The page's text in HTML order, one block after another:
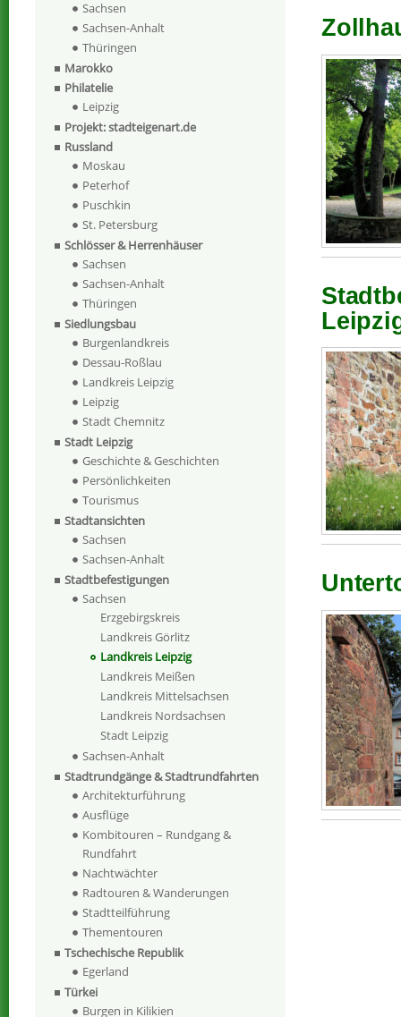
Sachsen
Sachsen-Anhalt
Thüringen
Marokko
Philatelie
Leipzig
Projekt: stadteigenart.de
Russland
Moskau
Peterhof
Puschkin
St. Petersburg
Schlösser & Herrenhäuser
Sachsen
Sachsen-Anhalt
Thüringen
Siedlungsbau
Burgenlandkreis
Dessau-Roßlau
Landkreis Leipzig
Leipzig
Stadt Chemnitz
Stadt Leipzig
Geschichte & Geschichten
Persönlichkeiten
Tourismus
Stadtansichten
Sachsen
Sachsen-Anhalt
Stadtbefestigungen
Sachsen
Erzgebirgskreis
Landkreis Görlitz
Landkreis Leipzig
Landkreis Meißen
Landkreis Mittelsachsen
Landkreis Nordsachsen
Stadt Leipzig
Sachsen-Anhalt
Stadtrundgänge & Stadtrundfahrten
Architekturführung
Ausflüge
Kombitouren – Rundgang &
Rundfahrt
Nachtwächter
Radtouren & Wanderungen
Stadtteilführung
Thementouren
Tschechische Republik
Egerland
Türkei
Burgen in Kilikien